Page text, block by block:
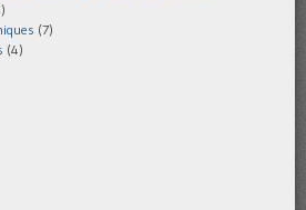
(7)
(4)